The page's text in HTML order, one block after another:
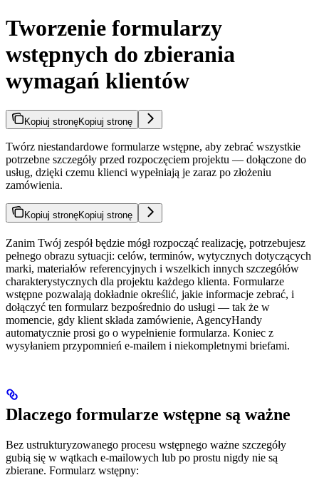
Tworzenie formularzy
wstępnych do zbierania
wymagań klientów
Kopiuj stronęKopiuj stronę
Twórz niestandardowe formularze wstępne, aby zebrać wszystkie
potrzebne szczegóły przed rozpoczęciem projektu — dołączone do
usług, dzięki czemu klienci wypełniają je zaraz po złożeniu
zamówienia.
Kopiuj stronęKopiuj stronę
Zanim Twój zespół będzie mógł rozpocząć realizację, potrzebujesz
pełnego obrazu sytuacji: celów, terminów, wytycznych dotyczących
marki, materiałów referencyjnych i wszelkich innych szczegółów
charakterystycznych dla projektu każdego klienta. Formularze
wstępne pozwalają dokładnie określić, jakie informacje zebrać, i
dołączyć ten formularz bezpośrednio do usługi — tak że w
momencie, gdy klient składa zamówienie, AgencyHandy
automatycznie prosi go o wypełnienie formularza. Koniec z
wysyłaniem przypomnień e-mailem i niekompletnymi briefami.
Dlaczego formularze wstępne są ważne
Bez ustrukturyzowanego procesu wstępnego ważne szczegóły
gubią się w wątkach e-mailowych lub po prostu nigdy nie są
zbierane. Formularz wstępny: